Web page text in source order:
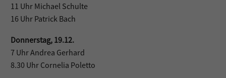
11 Uhr Michael Schulte
16 Uhr Patrick Bach
Donnerstag, 19.12.
7 Uhr Andrea Gerhard
8.30 Uhr Cornelia Poletto